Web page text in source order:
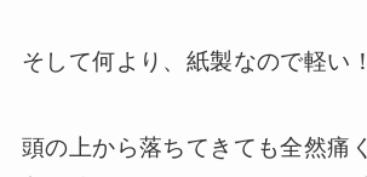
そして何より、紙製なので軽い！
頭の上から落ちてきても全然痛